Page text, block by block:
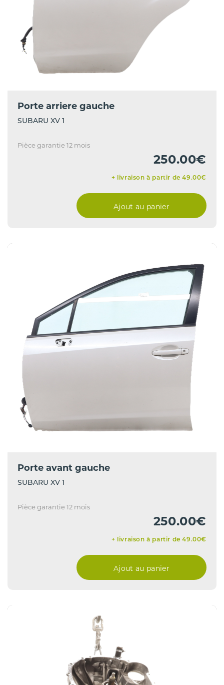
Porte arriere gauche
SUBARU XV 1
Pièce garantie 12 mois
250.00€
+ livraison à partir de 49.00€
Ajout au panier
Porte avant gauche
SUBARU XV 1
Pièce garantie 12 mois
250.00€
+ livraison à partir de 49.00€
Ajout au panier